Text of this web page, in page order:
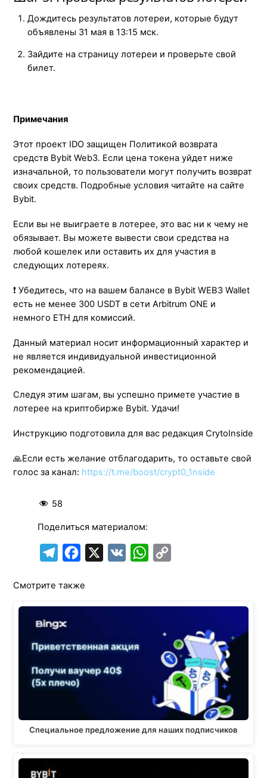
Дождитесь результатов лотереи, которые будут
объявлены 31 мая в 13:15 мск.
Зайдите на страницу лотереи и проверьте свой
билет.
Примечания
Этот проект IDO защищен Политикой возврата
средств Bybit Web3. Если цена токена уйдет ниже
изначальной, то пользователи могут получить возврат
своих средств. Подробные условия читайте на сайте
Bybit.
Если вы не выиграете в лотерее, это вас ни к чему не
обязывает. Вы можете вывести свои средства на
любой кошелек или оставить их для участия в
следующих лотереях.
❗️ Убедитесь, что на вашем балансе в Bybit WEB3 Wallet
есть не менее 300 USDT в сети Arbitrum ONE и
немного ETH для комиссий.
Данный материал носит информационный характер и
не является индивидуальной инвестиционной
рекомендацией.
Следуя этим шагам, вы успешно примете участие в
лотерее на криптобирже Bybit. Удачи!
Инструкцию подготовила для вас редакция CrytoInside
🙏Если есть желание отблагодарить, то оставьте свой
голос за канал: https://t.me/boost/crypt0_1nside
58
Поделиться материалом:
l
e
g
r
m
c
e
o
k
W
t
y
i
n
k
Смотрите также
Специальное предложение для наших подписчиков